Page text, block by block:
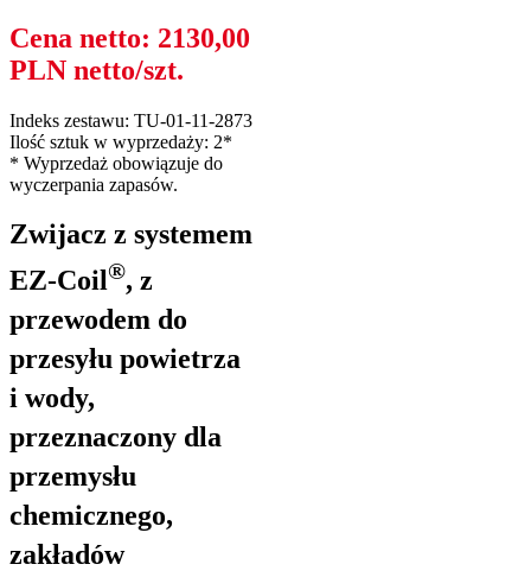
Cena netto: 2130,00
PLN netto/szt.
Indeks zestawu: TU-01-11-2873
Ilość sztuk w wyprzedaży: 2*
* Wyprzedaż obowiązuje do
wyczerpania zapasów.
Zwijacz z systemem
EZ-Coil®, z
przewodem do
przesyłu powietrza
i wody,
przeznaczony dla
przemysłu
chemicznego,
zakładów